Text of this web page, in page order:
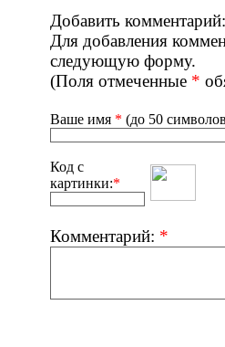
Добавить комментарий:
Для добавления
следующую форму.
(Поля отмеченные *
Ваше имя * (до 50
Код с
картинки:*
Комментарий: *